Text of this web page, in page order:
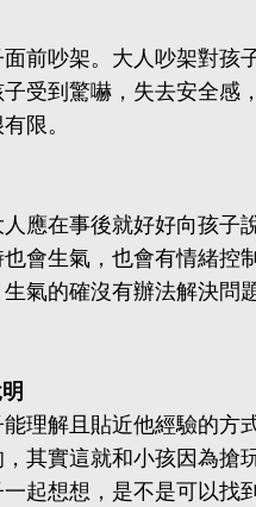
前吵架。大人吵架對孩
受到驚嚇，失去安全感
限。
應在事後就好好向孩子
會生氣，也會有情緒控
氣的確沒有辦法解決問
理解且貼近他經驗的方
其實這就和小孩因為搶
起想想，是不是可以找